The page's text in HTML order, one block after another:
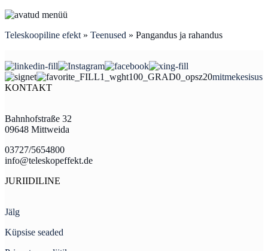
Teleskoopiline efekt » Teenused » Pangandus ja rahandus
mitmekesisus
KONTAKT
Bahnhofstraße 32
09648 Mittweida
03727/5654800
info@teleskopeffekt.de
JURIIDILINE
Jälg
Küpsise seaded